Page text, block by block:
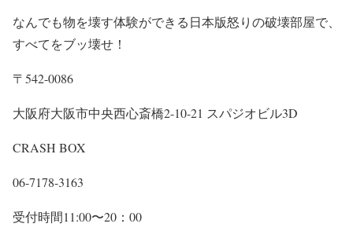
なんでも物を壊す体験ができる日本版怒りの破壊部屋で、
すべてをブッ壊せ！
〒542-0086
大阪府大阪市中央西心斎橋2-10-21 スパジオビル3D
CRASH BOX
06-7178-3163
受付時間11:00〜20：00